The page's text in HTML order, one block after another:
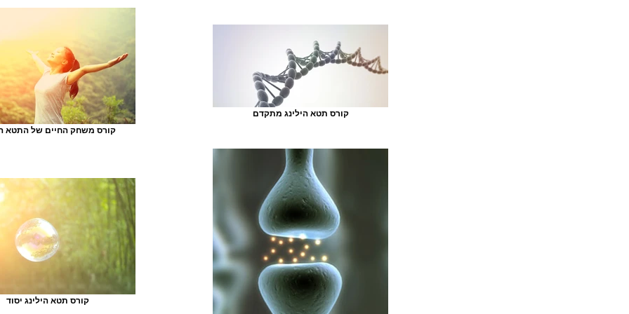
קורס משחק החיים של התטא
קורס תטא הילינג מתקדם
קורס תטא הילינג יסוד